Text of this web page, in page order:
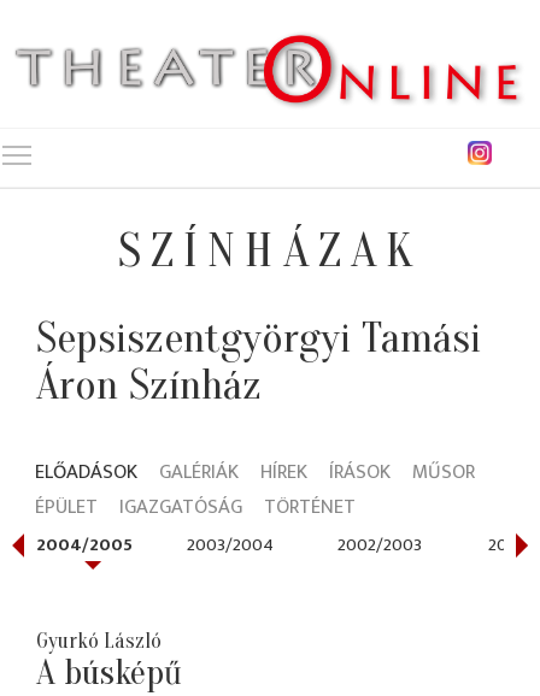
SZÍNHÁZAK
Sepsiszentgyörgyi Tamási
Áron Színház
ELŐADÁSOK GALÉRIÁK HÍREK ÍRÁSOK
MŰSOR
ÉPÜLET
IGAZGATÓSÁG TÖRTÉNET
2004/2005 2003/2004 2002/2003 2001/
Gyurkó László
A búsképű